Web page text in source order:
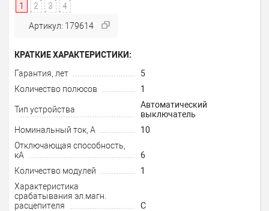
1
2 3 4
Артикул: 179614
КРАТКИЕ ХАРАКТЕРИСТИКИ:
Гарантия, лет
5
Количество полюсов
1
Тип устройства
Автоматический
выключатель
Номинальный ток, А
10
Отключающая способность,
кА
6
Количество модулей
1
Характеристика
срабатывания эл.магн.
расцепителя
C